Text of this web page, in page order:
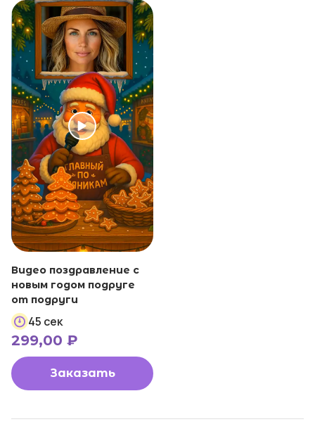
Видео поздравление с
новым годом подруге
от подруги
45 сек
299,00 ₽
Заказать